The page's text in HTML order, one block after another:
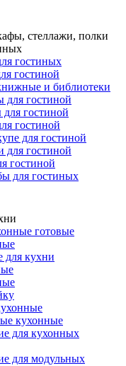
стеллажи, полки
гостиных
гостиной
и библиотеки
для гостиной
гостиной
гостиной
для гостиной
для гостиной
гостиной
для гостиных
готовые
для кухни
кухонные
для кухонных
для модульных